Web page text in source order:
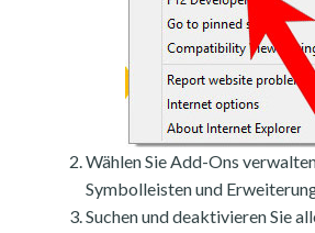
Wählen Sie Add-Ons
Symbolleisten und
Suchen und deaktivieren Sie